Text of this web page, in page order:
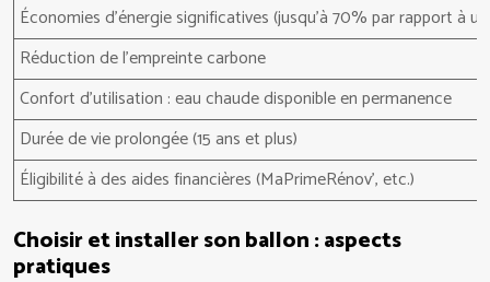
Économies d’énergie significatives (jusqu’à 70% par rapport à
Réduction de l’empreinte carbone
Confort d’utilisation : eau chaude disponible en permanence
Durée de vie prolongée (15 ans et plus)
Éligibilité à des aides financières (MaPrimeRénov’, etc.)
Choisir et installer son ballon : aspects
pratiques